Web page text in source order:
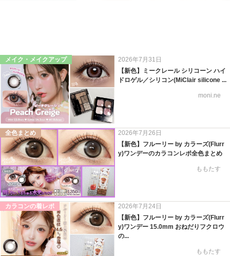
メイク・メイクアップ
2026年7月31日
【新色】ミークレール シリコーン ハイ
ドロゲル／シリコン(MiClair silicone ...
moni.ne
全色まとめ
2026年7月26日
【新色】フルーリー by カラーズ(Flurr
y)ワンデーのカラコンレポ全色まとめ
ももたす
カラコンの着レポ
2026年7月24日
【新色】フルーリー by カラーズ(Flurr
y)ワンデー 15.0mm おねだりフクロウ
の...
ももたす